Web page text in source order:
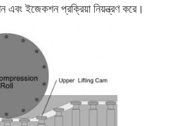
এবং ইজেকশন প্রক্রিয়া নিয়ন্ত্রণ করে।